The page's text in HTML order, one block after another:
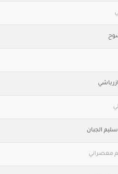
الجبان
معصراني